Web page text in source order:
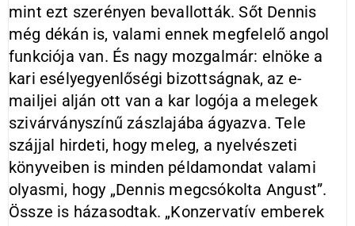
mint ezt szerényen bevallották. Sőt Dennis
még dékán is, valami ennek megfelelő angol
funkciója van. És nagy mozgalmár: elnöke a
kari esélyegyenlőségi bizottságnak, az e-
mailjei alján ott van a kar logója a melegek
szivárványszínű zászlajába ágyazva. Tele
szájjal hirdeti, hogy meleg, a nyelvészeti
könyveiben is minden példamondat valami
olyasmi, hogy „Dennis megcsókolta Angust”.
Össze is házasodtak. „Konzervatív emberek